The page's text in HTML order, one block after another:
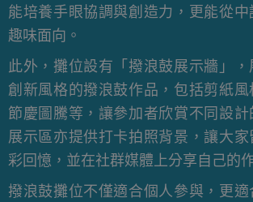
能培養手眼協調與創造力，更能從
趣味面向。
此外，攤位設有「撥浪鼓展示牆」
創新風格的撥浪鼓作品，包括剪紙風
節慶圖騰等，讓參加者欣賞不同設計
展示區亦提供打卡拍照背景，讓大
彩回憶，並在社群媒體上分享自己的
撥浪鼓攤位不僅適合個人參與，更適